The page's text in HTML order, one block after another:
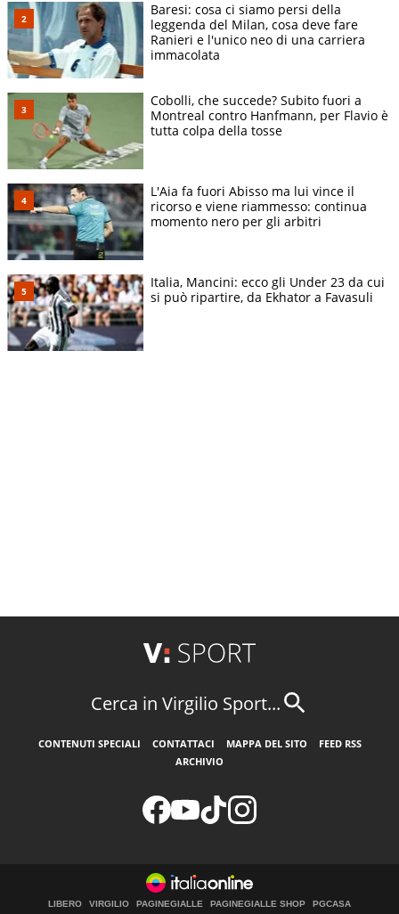
Baresi: cosa ci siamo persi della
leggenda del Milan, cosa deve fare
Ranieri e l'unico neo di una carriera
immacolata
Cobolli, che succede? Subito fuori a
Montreal contro Hanfmann, per Flavio è
tutta colpa della tosse
L'Aia fa fuori Abisso ma lui vince il
ricorso e viene riammesso: continua
momento nero per gli arbitri
Italia, Mancini: ecco gli Under 23 da cui
si può ripartire, da Ekhator a Favasuli
Cerca in Virgilio Sport...
CONTENUTI SPECIALI CONTATTACI MAPPA DEL SITO
FEED RSS
ARCHIVIO
LIBERO VIRGILIO PAGINEGIALLE PAGINEGIALLE SHOP PGCASA